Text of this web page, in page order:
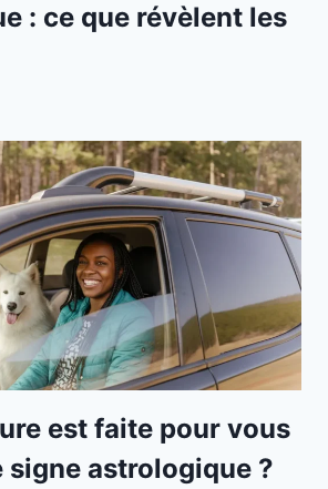
: ce que révèlent les
est faite pour vous
signe astrologique ?